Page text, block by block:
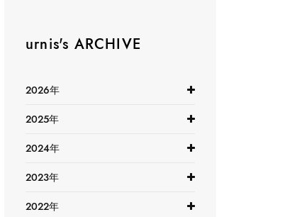
urnis's ARCHIVE
2026年
2025年
2024年
2023年
2022年